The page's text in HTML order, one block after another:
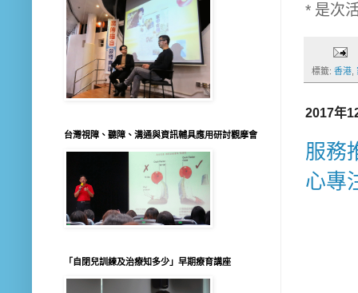
* 是次
標籤: 香港
2017年
服務
心專
台灣視障、聽障、溝通與資訊輔具應用研討觀摩會
「自閉兒訓練及治療知多少」早期療育講座